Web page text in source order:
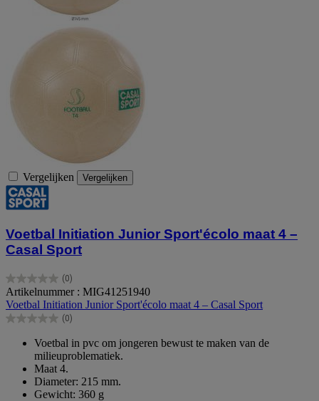
Vergelijken Vergelijken
Voetbal Initiation Junior Sport'écolo maat 4 –
Casal Sport
(0)
0.0
van
de
5
Artikelnummer : MIG41251940
Voetbal Initiation Junior Sport'écolo maat 4 – Casal Sport
(0)
0.0
sterren.
Voetbal in pvc om jongeren bewust te maken van de
milieuproblematiek.
Maat 4.
Diameter: 215 mm.
Gewicht: 360 g